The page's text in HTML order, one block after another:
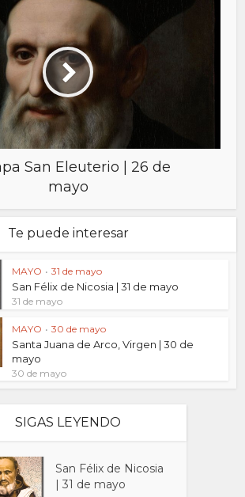
San Eleuterio | 26 de
mayo
Te puede interesar
MAYO • 31 de mayo
San Félix de Nicosia | 31 de mayo
31 de mayo
MAYO • 30 de mayo
Santa Juana de Arco, Virgen | 30 de
mayo
30 de mayo
SIGAS LEYENDO
San Félix de Nicosia
| 31 de mayo